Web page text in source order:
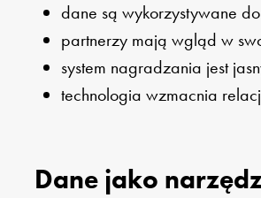
dane są wykorzystywane
partnerzy mają wgląd w
system nagradzania jest
technologia wzmacnia
Dane jako